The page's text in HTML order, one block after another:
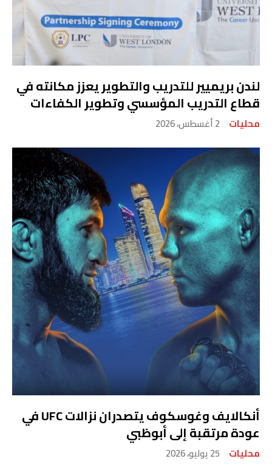
لندن بريميير للتدريب والتطوير يعزز مكانته في
قطاع التدريب المؤسسي وتطوير الكفاءات
محليات 2 أغسطس، 2026
أنكالايف وغوسكوف يتصدران نزالات UFC في
عودة مرتقبة إلى أبوظبي
محليات 25 يوليو، 2026